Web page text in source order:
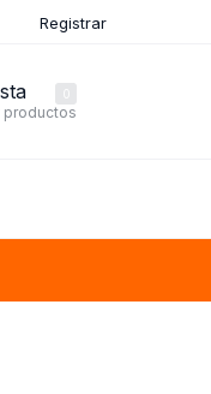
Registrar
productos